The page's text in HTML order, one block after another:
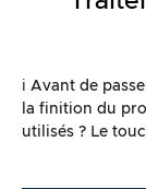
ℹ️ Avant de
la finition du
utilisés ? Le